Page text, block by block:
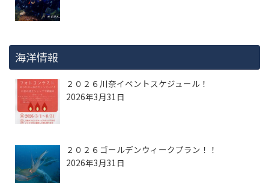
海洋情報
２０２６川奈イベントスケジュール！
2026年3月31日
２０２６ゴールデンウィークプラン！！
2026年3月31日